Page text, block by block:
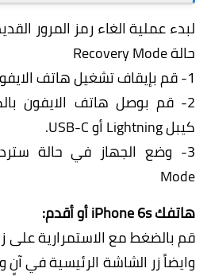
لبدء عملية الغاء رمز المرور
حالة Recovery Mode
1- قم بإيقاف تشغيل هاتف الايفون تماماً.
2- قم بوصل هاتف الايفون
كيبل Lightning أو USB-C.
Mode
هاتفك iPhone 6s أو أقدم:
قم بالضغط مع الاستمرارية على
وايضاً زر الشاشة الرئيسية في آنٍ